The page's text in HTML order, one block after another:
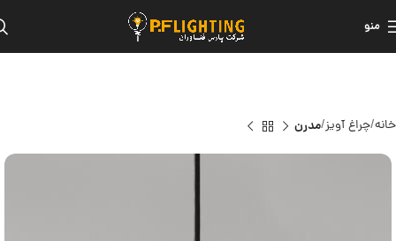
منو
خانه چراغ آویز مدرن